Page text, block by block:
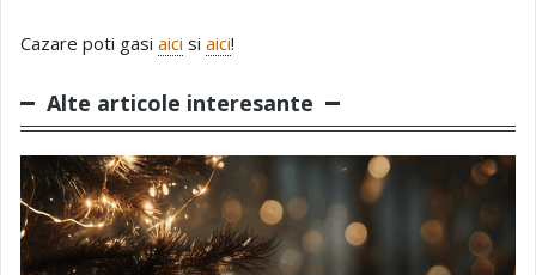
Cazare poti gasi aici si aici!
Alte articole interesante